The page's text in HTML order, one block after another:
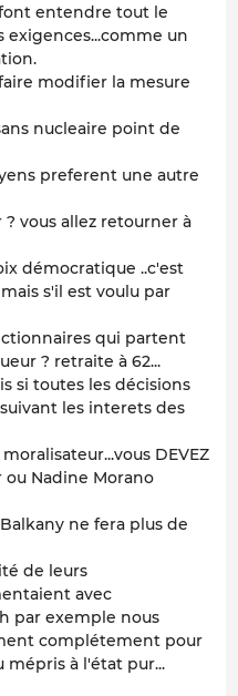
entendre tout le
un
modifier la mesure
nucleaire point de
preferent une autre
vous allez retourner à
démocratique ..c'est
s'il est voulu par
qui partent
? retraite à 62...
si toutes les décisions
les interets des
DEVEZ
ou Nadine Morano
ne fera plus de
de leurs
avec
par exemple nous
complétement pour
mépris à l'état pur...